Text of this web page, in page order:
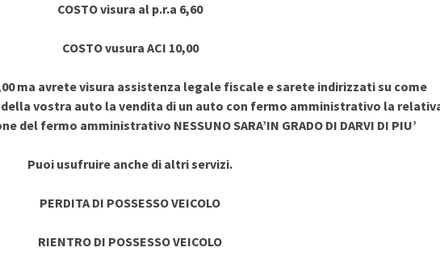
COSTO visura al p.r.a 6,60
COSTO vusura ACI 10,00
ma avrete visura assistenza legale fiscale e sarete indirizzati su come
vostra auto la vendita di un auto con fermo amministrativo la
del fermo amministrativo NESSUNO SARA’IN GRADO DI DARVI DI PIU’
Puoi usufruire anche di altri servizi.
PERDITA DI POSSESSO VEICOLO
RIENTRO DI POSSESSO VEICOLO